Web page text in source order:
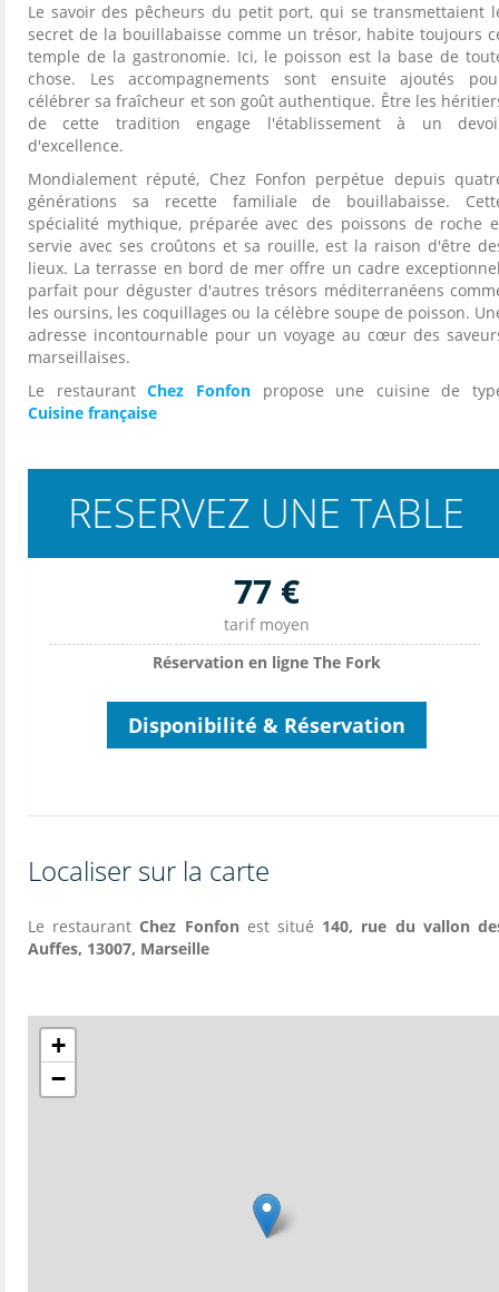
Le savoir des pêcheurs du petit port, qui se transmettaient
secret de la bouillabaisse comme un trésor, habite toujours
temple de la gastronomie. Ici, le poisson est la base de
chose. Les accompagnements sont ensuite ajoutés
célébrer sa fraîcheur et son goût authentique. Être les
de cette tradition engage l'établissement à un
d'excellence.
Mondialement réputé, Chez Fonfon perpétue depuis
générations sa recette familiale de bouillabaisse.
spécialité mythique, préparée avec des poissons de roche
servie avec ses croûtons et sa rouille, est la raison d'être
lieux. La terrasse en bord de mer offre un cadre
parfait pour déguster d'autres trésors méditerranéens
les oursins, les coquillages ou la célèbre soupe de poisson.
adresse incontournable pour un voyage au cœur des
marseillaises.
Le restaurantChez Fonfonpropose une cuisine de
Cuisine française
RESERVEZ UNE TABLE
77 €
tarif moyen
Réservation en ligne The Fork
Disponibilité & Réservation
Localiser sur la carte
Le restaurant Chez Fonfon est situé 140, rue du vallon
Auffes, 13007, Marseille
+
−